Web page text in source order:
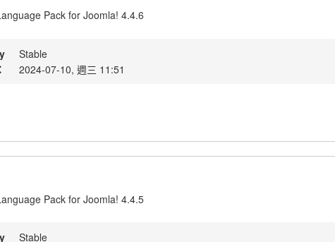
Pack for Joomla! 4.4.6
Stable
2024-07-10, 週三 11:51
Pack for Joomla! 4.4.5
Stable